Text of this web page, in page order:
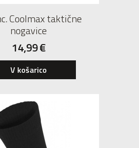
M L XL
Coolmax taktične
nogavice
14,99€
V košarico